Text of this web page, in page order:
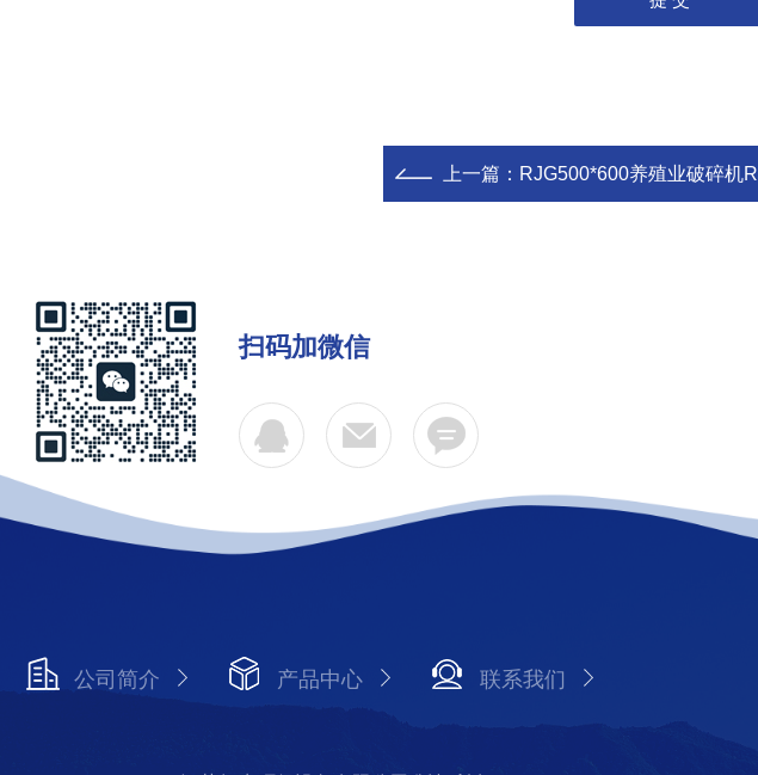
上一篇： RJG500*600养殖业破碎机
扫码加微信
公司简介 产品中心 联系我们